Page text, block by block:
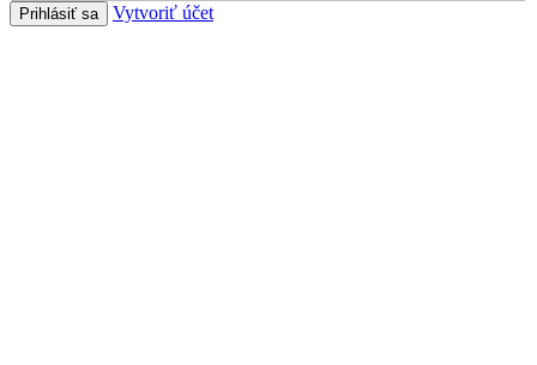
Prihlásiť sa Vytvoriť účet